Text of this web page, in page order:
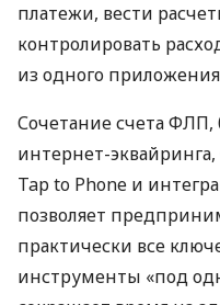
платежи, вести
контролировать
из одного
Сочетание счета ФЛП,
интернет-
Tap to Phone и
позволяет
практически все
инструменты «под